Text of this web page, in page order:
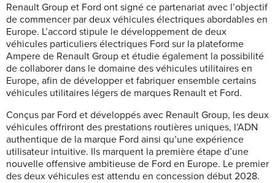
Renault Group et Ford ont signé ce partenariat avec l’objectif
de commencer par deux véhicules électriques abordables en
Europe. L’accord stipule le développement de deux
véhicules particuliers électriques Ford sur la plateforme
Ampere de Renault Group et étudie également la possibilité
de collaborer dans le domaine des véhicules utilitaires en
Europe, afin de développer et fabriquer ensemble certains
véhicules utilitaires légers de marques Renault et Ford.
Conçus par Ford et développés avec Renault Group, les deux
véhicules offriront des prestations routières uniques, l’ADN
authentique de la marque Ford ainsi qu’une expérience
utilisateur intuitive. Ils marquent la première étape d’une
nouvelle offensive ambitieuse de Ford en Europe. Le premier
des deux véhicules est attendu en concession début 2028.